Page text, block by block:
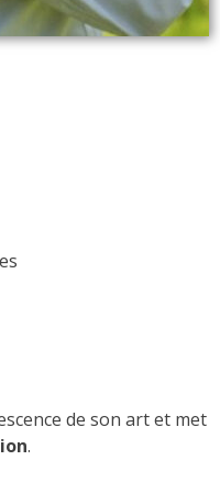
de son art et met
.